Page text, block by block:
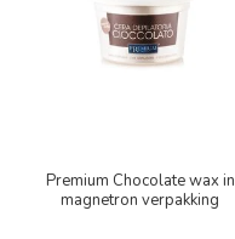
Premium Chocolate wax in
magnetron verpakking